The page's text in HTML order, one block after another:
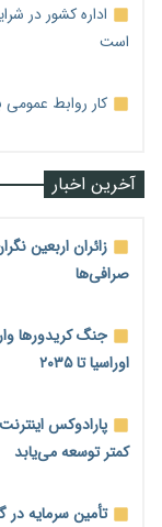
اداره کشور در
است
کار روابط
آخرین اخبار
زائران اربعین
صرافی‌ها
اوراسیا تا ۲۰۳۵
پارادوکس
کمتر توسعه می‌یابد
تأمین سرمایه